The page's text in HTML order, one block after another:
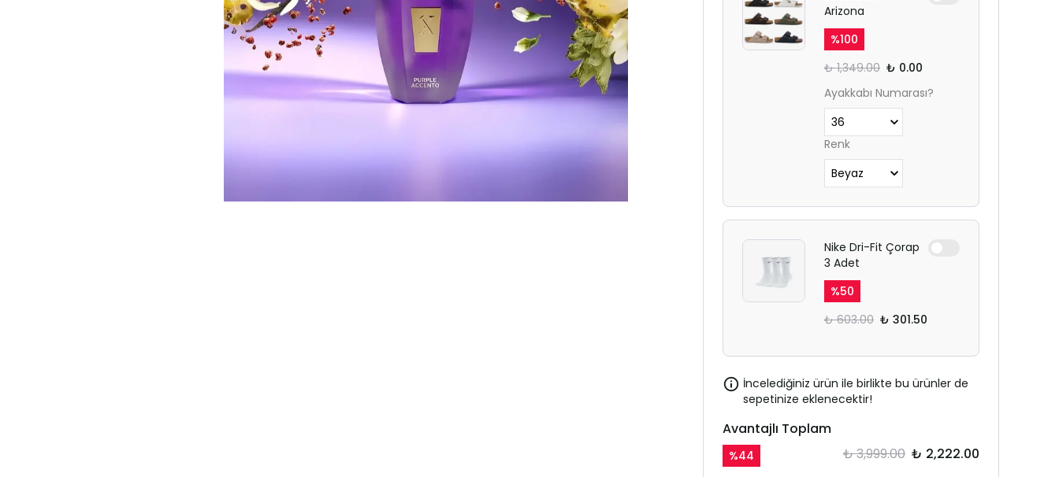
Arizona
%100
₺ 1,349.00 ₺ 0.00
Ayakkabı Numarası?
Renk
Nike Dri-Fit Çorap
3 Adet
%50
₺ 603.00 ₺ 301.50
İncelediğiniz ürün ile birlikte bu ürünler de
sepetinize eklenecektir!
Avantajlı Toplam
%44 ₺ 3,999.00 ₺ 2,222.00